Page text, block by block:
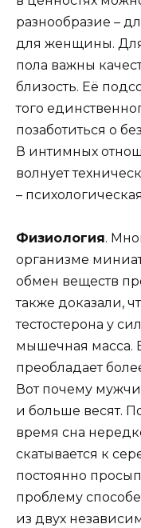
разнообразие –
для женщины. Для
пола важны
близость. Её
того
позаботиться о
В интимных
волнует
–
Физиология.
организме
обмен веществ
также доказали,
тестостерона у
мышечная масса.
преобладает
Вот почему
и больше весят.
время сна
скатывается к
постоянно
проблему
из двух